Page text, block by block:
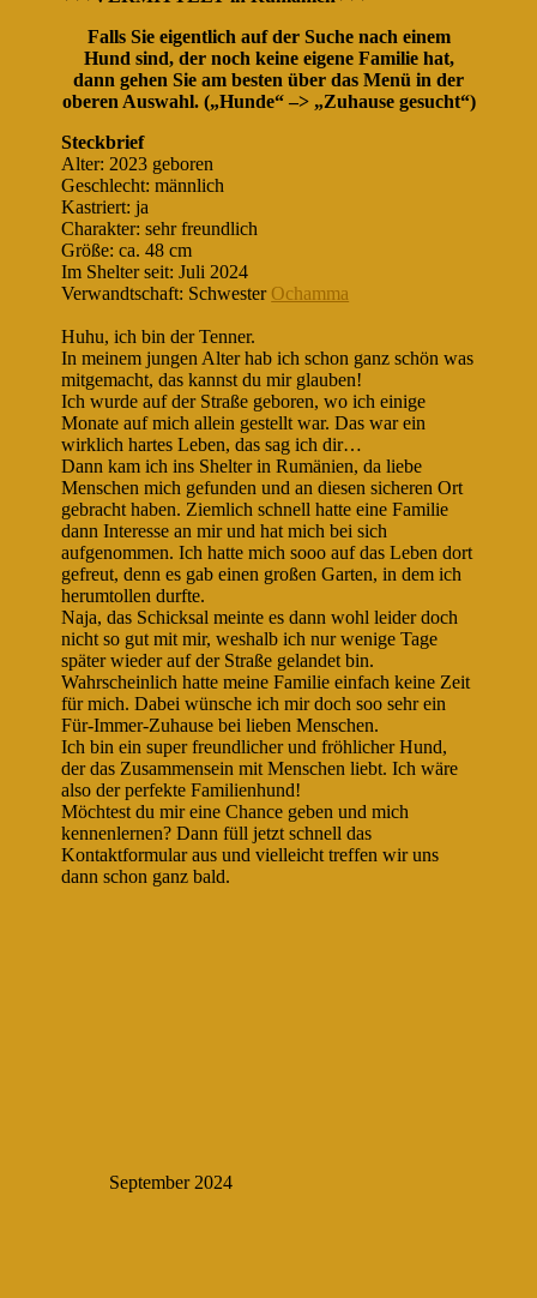
Falls Sie eigentlich auf der Suche nach einem
Hund sind, der noch keine eigene Familie hat,
dann gehen Sie am besten über das Menü in der
oberen Auswahl. („Hunde“ –> „Zuhause gesucht“)
Steckbrief
Alter: 2023 geboren
Geschlecht: männlich
Kastriert: ja
Charakter: sehr freundlich
Größe: ca. 48 cm
Im Shelter seit: Juli 2024
Verwandtschaft: Schwester Ochamma
Huhu, ich bin der Tenner.
In meinem jungen Alter hab ich schon ganz schön was
mitgemacht, das kannst du mir glauben!
Ich wurde auf der Straße geboren, wo ich einige
Monate auf mich allein gestellt war. Das war ein
wirklich hartes Leben, das sag ich dir…
Dann kam ich ins Shelter in Rumänien, da liebe
Menschen mich gefunden und an diesen sicheren Ort
gebracht haben. Ziemlich schnell hatte eine Familie
dann Interesse an mir und hat mich bei sich
aufgenommen. Ich hatte mich sooo auf das Leben dort
gefreut, denn es gab einen großen Garten, in dem ich
herumtollen durfte.
Naja, das Schicksal meinte es dann wohl leider doch
nicht so gut mit mir, weshalb ich nur wenige Tage
später wieder auf der Straße gelandet bin.
Wahrscheinlich hatte meine Familie einfach keine Zeit
für mich. Dabei wünsche ich mir doch soo sehr ein
Für-Immer-Zuhause bei lieben Menschen.
Ich bin ein super freundlicher und fröhlicher Hund,
der das Zusammensein mit Menschen liebt. Ich wäre
also der perfekte Familienhund!
Möchtest du mir eine Chance geben und mich
kennenlernen? Dann füll jetzt schnell das
Kontaktformular aus und vielleicht treffen wir uns
dann schon ganz bald.
September 2024